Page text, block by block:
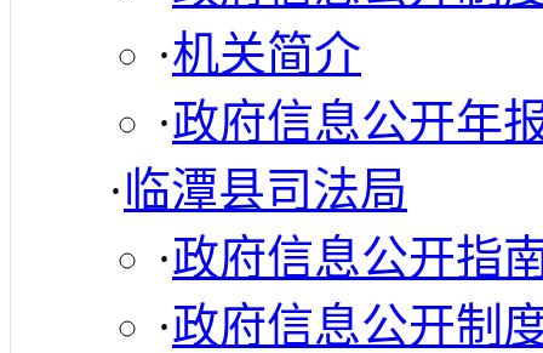
·机关简介
·政府信息公开年
·临潭县司法局
·政府信息公开指
·政府信息公开制